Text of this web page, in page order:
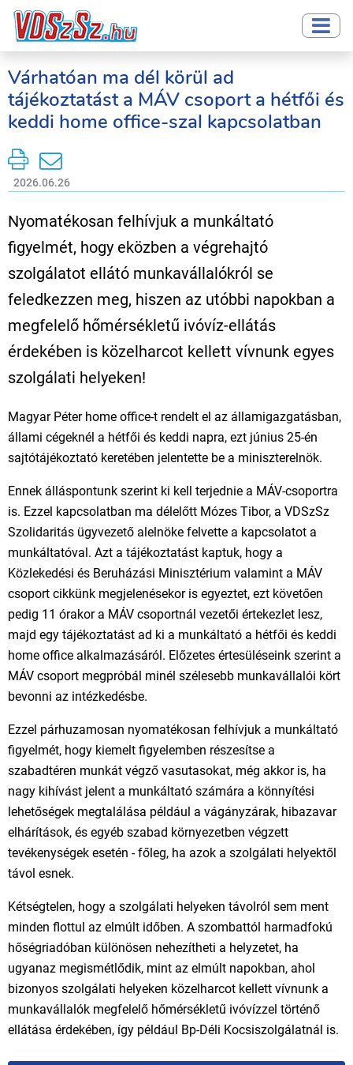
Várhatóan ma dél körül ad
tájékoztatást a MÁV csoport a hétfői és
keddi home office-szal kapcsolatban
2026.06.26
Nyomatékosan felhívjuk a munkáltató
figyelmét, hogy eközben a végrehajtó
szolgálatot ellátó munkavállalókról se
feledkezzen meg, hiszen az utóbbi napokban a
megfelelő hőmérsékletű ivóvíz-ellátás
érdekében is közelharcot kellett vívnunk egyes
szolgálati helyeken!
Magyar Péter home office-t rendelt el az államigazgatásban,
állami cégeknél a hétfői és keddi napra, ezt június 25-én
sajtótájékoztató keretében jelentette be a miniszterelnök.
Ennek álláspontunk szerint ki kell terjednie a MÁV-csoportra
is. Ezzel kapcsolatban ma délelőtt Mózes Tibor, a VDSzSz
Szolidaritás ügyvezető alelnöke felvette a kapcsolatot a
munkáltatóval. Azt a tájékoztatást kaptuk, hogy a
Közlekedési és Beruházási Minisztérium valamint a MÁV
csoport cikkünk megjelenésekor is egyeztet, ezt követően
pedig 11 órakor a MÁV csoportnál vezetői értekezlet lesz,
majd egy tájékoztatást ad ki a munkáltató a hétfői és keddi
home office alkalmazásáról. Előzetes értesüléseink szerint a
MÁV csoport megpróbál minél szélesebb munkavállalói kört
bevonni az intézkedésbe.
Ezzel párhuzamosan nyomatékosan felhívjuk a munkáltató
figyelmét, hogy kiemelt figyelemben részesítse a
szabadtéren munkát végző vasutasokat, még akkor is, ha
nagy kihívást jelent a munkáltató számára a könnyítési
lehetőségek megtalálása például a vágányzárak, hibazavar
elhárítások, és egyéb szabad környezetben végzett
tevékenységek esetén - főleg, ha azok a szolgálati helyektől
távol esnek.
Kétségtelen, hogy a szolgálati helyeken távolról sem ment
minden flottul az elmúlt időben. A szombattól harmadfokú
hőségriadóban különösen nehezítheti a helyzetet, ha
ugyanaz megismétlődik, mint az elmúlt napokban, ahol
bizonyos szolgálati helyeken közelharcot kellett vívnunk a
munkavállalók megfelelő hőmérsékletű ivóvízzel történő
ellátása érdekében, így például Bp-Déli Kocsiszolgálatnál is.